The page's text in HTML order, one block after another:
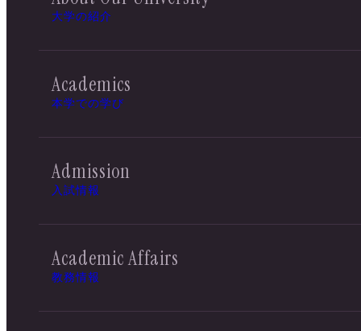
大学の紹介
Academics
本学での学び
Admission
入試情報
Academic Affairs
教務情報